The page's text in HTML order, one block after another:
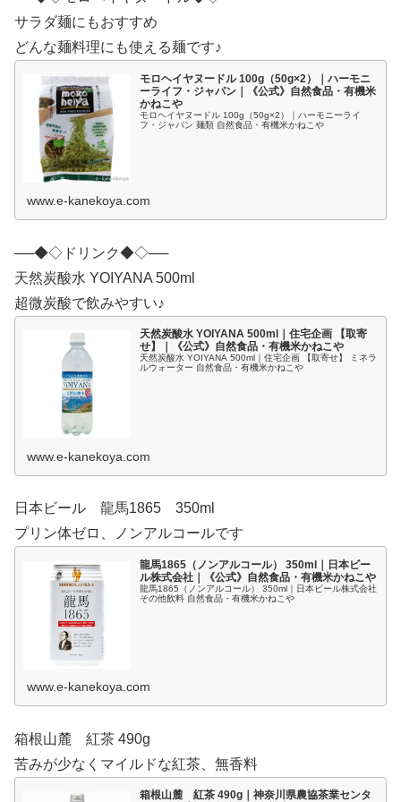
サラダ麺にもおすすめ
どんな麺料理にも使える麺です♪
モロヘイヤヌードル 100g（50g×2）｜ハーモニ
ーライフ・ジャパン｜《公式》自然食品・有機米
かねこや
モロヘイヤヌードル 100g（50g×2）｜ハーモニーライ
フ・ジャパン 麺類 自然食品・有機米かねこや
www.e-kanekoya.com
──◆◇ドリンク◆◇──
天然炭酸水 YOIYANA 500ml
超微炭酸で飲みやすい♪
天然炭酸水 YOIYANA 500ml｜住宅企画 【取寄
せ】｜《公式》自然食品・有機米かねこや
天然炭酸水 YOIYANA 500ml｜住宅企画 【取寄せ】 ミネラ
ルウォーター 自然食品・有機米かねこや
www.e-kanekoya.com
日本ビール 龍馬1865 350ml
プリン体ゼロ、ノンアルコールです
龍馬1865（ノンアルコール） 350ml｜日本ビー
ル株式会社｜《公式》自然食品・有機米かねこや
龍馬1865（ノンアルコール） 350ml｜日本ビール株式会社
その他飲料 自然食品・有機米かねこや
www.e-kanekoya.com
箱根山麓 紅茶 490g
苦みが少なくマイルドな紅茶、無香料
箱根山麓 紅茶 490g｜神奈川県農協茶業センタ